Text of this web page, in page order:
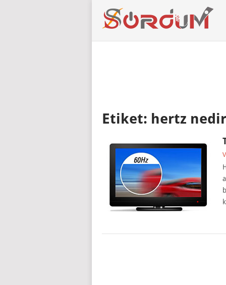
Etiket: hertz nedir